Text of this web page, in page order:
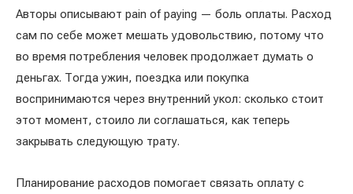
Авторы описывают pain of paying — боль оплаты. Расход
сам по себе может мешать удовольствию, потому что
во время потребления человек продолжает думать о
деньгах. Тогда ужин, поездка или покупка
воспринимаются через внутренний укол: сколько стоит
этот момент, стоило ли соглашаться, как теперь
закрывать следующую трату.
Планирование расходов помогает связать оплату с